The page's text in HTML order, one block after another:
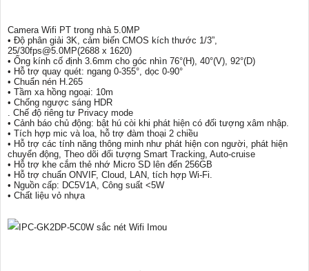
Camera Wifi PT trong nhà 5.0MP
• Độ phân giải 3K, cảm biến CMOS kích thước 1/3”,
25/30fps@5.0MP(2688 x 1620)
• Ống kính cố định 3.6mm cho góc nhìn 76°(H), 40°(V), 92°(D)
• Hỗ trợ quay quét: ngang 0-355°, dọc 0-90°
• Chuẩn nén H.265
• Tầm xa hồng ngoại: 10m
• Chống ngược sáng HDR
. Chế độ riêng tư Privacy mode
• Cảnh báo chủ động: bật hú còi khi phát hiện có đối tượng xâm nhập.
• Tích hợp mic và loa, hỗ trợ đàm thoại 2 chiều
• Hỗ trợ các tính năng thông minh như phát hiện con người, phát hiện
chuyển động, Theo dõi đối tượng Smart Tracking, Auto-cruise
• Hỗ trợ khe cắm thẻ nhớ Micro SD lên đến 256GB
• Hỗ trợ chuẩn ONVIF, Cloud, LAN, tích hợp Wi-Fi.
• Nguồn cấp: DC5V1A, Công suất <5W
• Chất liệu vỏ nhựa